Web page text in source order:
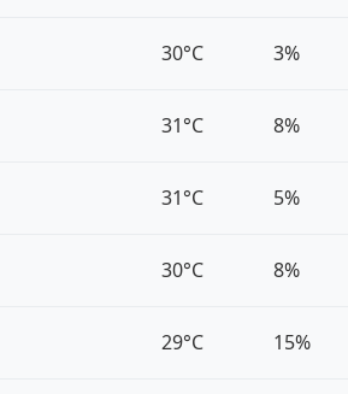
30°C 3%
31°C 8%
31°C 5%
30°C 8%
29°C 15%